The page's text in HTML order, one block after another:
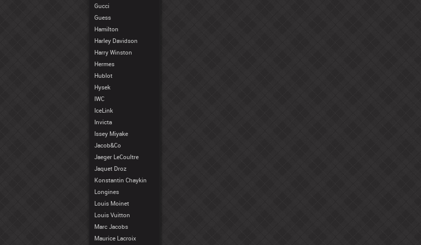
Gucci
Guess
Hamilton
Harley Davidson
Harry Winston
Hermes
Hublot
Hysek
IWC
IceLink
Invicta
Issey Miyake
Jacob&Co
Jaeger LeCoultre
Jaquet Droz
Konstantin Chaykin
Longines
Louis Moinet
Louis Vuitton
Marc Jacobs
Maurice Lacroix